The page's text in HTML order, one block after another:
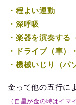
・程よい運動
・深呼吸
・楽器を演奏する
・ドライブ（車
・機械いじり（パ
金って他の五行に
（自星が金の時はイマ